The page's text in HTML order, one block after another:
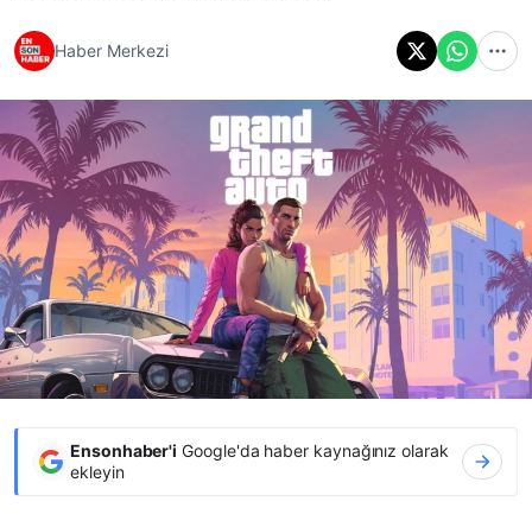
Haber Merkezi
Ensonhaber'i Google'da haber kaynağınız olarak
ekleyin